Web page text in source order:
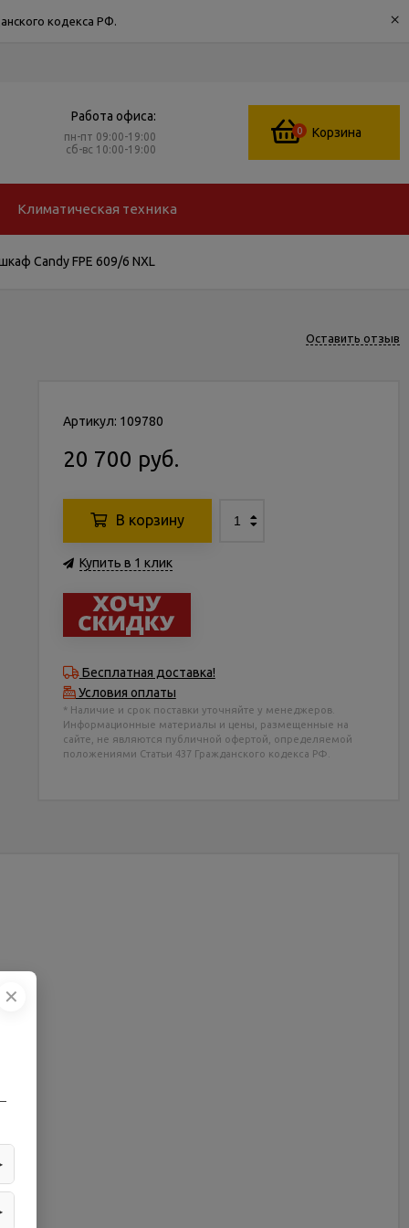
кодекса РФ. ×
Работа офиса:
пн-пт 09:00-19:00
сб-вс 10:00-19:00
0 Корзина
Климатическая техника
Candy FPE 609/6 NXL
Оставить отзыв
Артикул: 109780
20 700 руб.
В корзину
Купить в 1 клик
Бесплатная доставка!
Условия оплаты
* Наличие и срок поставки уточняйте у менеджеров.
Информационные материалы и цены, размещенные на
сайте, не являются публичной офертой, определяемой
положениями Статьи 437 Гражданского кодекса РФ.
✕